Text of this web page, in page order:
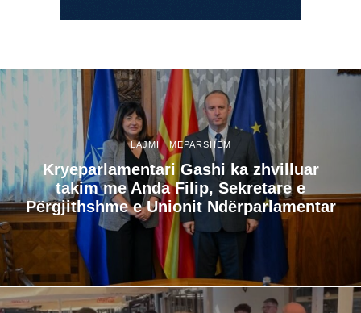
LAJMI I MËPARSHËM
Kryeparlamentari Gashi ka zhvilluar
takim me Anda Filip, Sekretare e
Përgjithshme e Unionit Ndërparlamentar